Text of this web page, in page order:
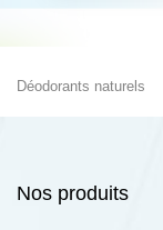
QUESTIONS
NOUS CONTACTER
Déodorants naturels
Nos produits